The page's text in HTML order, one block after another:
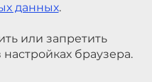
данных.
или запретить
браузера.